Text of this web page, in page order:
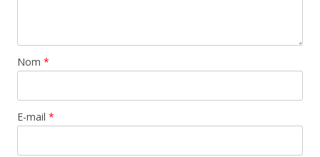
Nom *
E-mail *